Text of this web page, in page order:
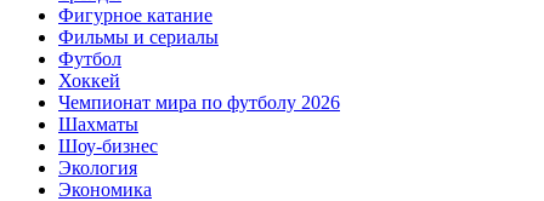
Фигурное катание
Фильмы и сериалы
Футбол
Хоккей
Чемпионат мира по футболу 2026
Шахматы
Шоу-бизнес
Экология
Экономика